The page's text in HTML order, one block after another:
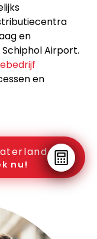
en
Airport.
en
nu!